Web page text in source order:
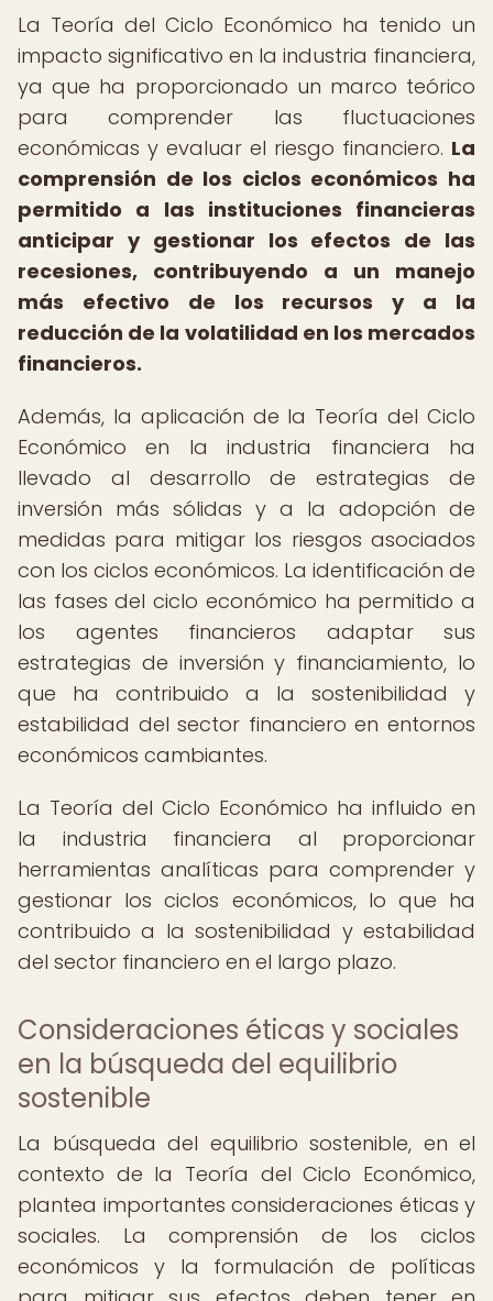
La Teoría del Ciclo Económico ha tenido un
impacto significativo en la industria financiera,
ya que ha proporcionado un marco teórico
para comprender las fluctuaciones
económicas y evaluar el riesgo financiero. La
comprensión de los ciclos económicos ha
permitido a las instituciones financieras
anticipar y gestionar los efectos de las
recesiones, contribuyendo a un manejo
más efectivo de los recursos y a la
reducción de la volatilidad en los mercados
financieros.
Además, la aplicación de la Teoría del Ciclo
Económico en la industria financiera ha
llevado al desarrollo de estrategias de
inversión más sólidas y a la adopción de
medidas para mitigar los riesgos asociados
con los ciclos económicos. La identificación de
las fases del ciclo económico ha permitido a
los agentes financieros adaptar sus
estrategias de inversión y financiamiento, lo
que ha contribuido a la sostenibilidad y
estabilidad del sector financiero en entornos
económicos cambiantes.
La Teoría del Ciclo Económico ha influido en
la industria financiera al proporcionar
herramientas analíticas para comprender y
gestionar los ciclos económicos, lo que ha
contribuido a la sostenibilidad y estabilidad
del sector financiero en el largo plazo.
Consideraciones éticas y sociales
en la búsqueda del equilibrio
sostenible
La búsqueda del equilibrio sostenible, en el
contexto de la Teoría del Ciclo Económico,
plantea importantes consideraciones éticas y
sociales. La comprensión de los ciclos
económicos y la formulación de políticas